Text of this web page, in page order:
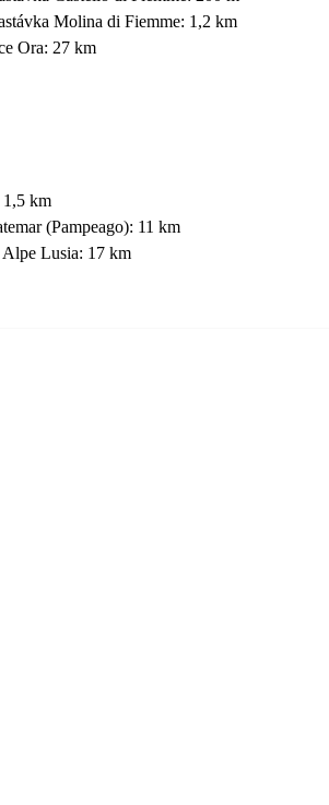
Molina di Fiemme: 1,2 km
Ora: 27 km
km
(Pampeago): 11 km
Lusia: 17 km